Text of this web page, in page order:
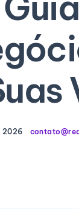
2026